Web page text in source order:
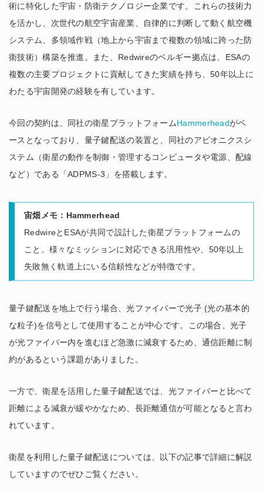
術に特化した宇宙・防衛テクノロジー企業です。これらの技術力
を活かし、次世代の航空宇宙産業、自律的に判断して動く航空機
システム、多領域作戦（地上から宇宙まで複数の領域に跨った防
衛技術）構築を推進。また、Redwireのベルギー拠点は、ESAの
複数の主要プロジェクトに貢献してきた実績を持ち、50年以上に
わたる宇宙開発の経験を有しています。
今回の契約は、同社の衛星プラットフォームHammerheadがベ
ースとなっており、量子鍵配送の装置と、同社のアビオニクスシ
ステム（衛星の動作を制御・管理するコンピュータや電源、配線
など）である「ADPMS-3」を搭載します。
宙畑メモ ：Hammerhead
RedwireとESAが共同で設計した衛星プラットフォームの
こと。様々なミッションに対応できる汎用性や、50年以上
失敗無く軌道上にいる信頼性などが特徴です。
量子鍵配送を地上で行う場合、光ファイバーで光子 (光の基本的
な粒子)を信号として使用することが中心です。この場合、光子
が光ファイバー内を進むほど急激に減衰するため、通信距離に制
約があるという課題がありました。
一方で、衛星を活用した量子鍵配送では、光ファイバーと比べて
距離による減衰が緩やかなため、長距離通信が可能となると言わ
れています。
衛星を利用した量子鍵配送については、以下の記事で詳細に解説
していますのでぜひご覧ください。